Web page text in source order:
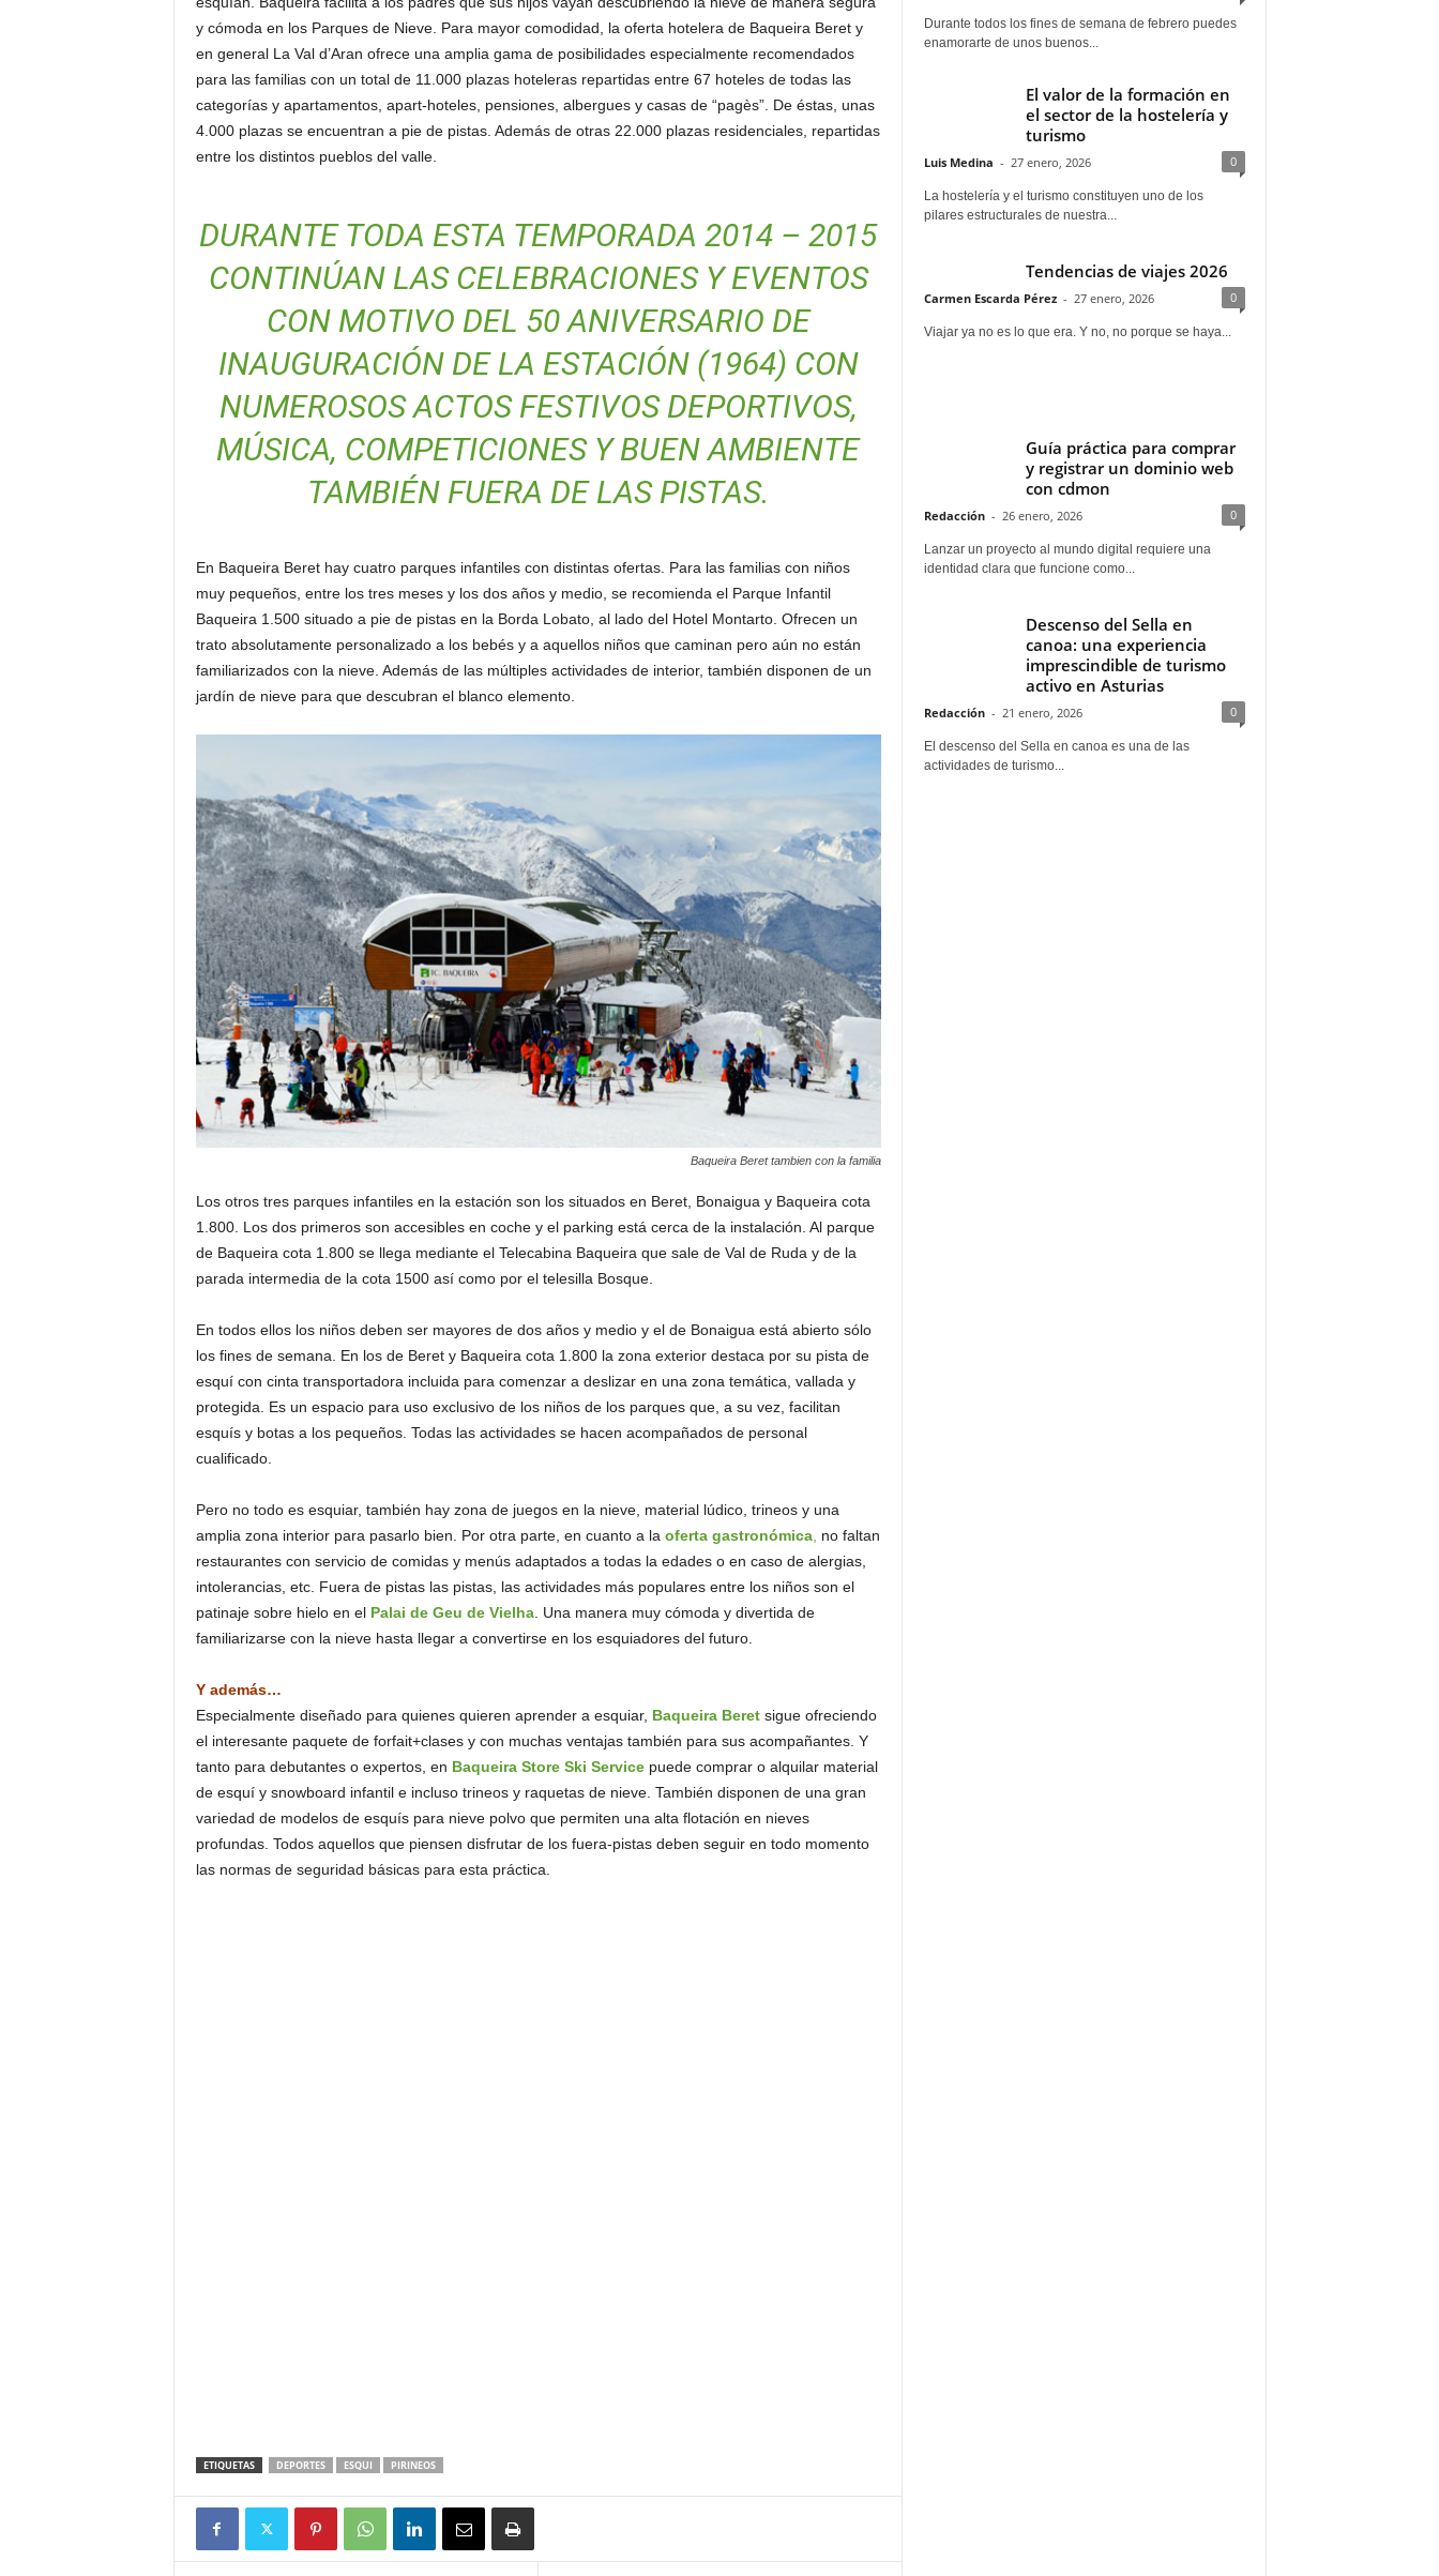
y cómoda en los Parques de Nieve. Para mayor comodidad, la oferta hotelera de Baqueira Beret y
en general La Val d’Aran ofrece una amplia gama de posibilidades especialmente recomendados
para las familias con un total de 11.000 plazas hoteleras repartidas entre 67 hoteles de todas las
categorías y apartamentos, apart-hoteles, pensiones, albergues y casas de “pagès”. De éstas, unas
4.000 plazas se encuentran a pie de pistas. Además de otras 22.000 plazas residenciales, repartidas
entre los distintos pueblos del valle.
DURANTE TODA ESTA TEMPORADA 2014 – 2015
CONTINÚAN LAS CELEBRACIONES Y EVENTOS
CON MOTIVO DEL 50 ANIVERSARIO DE
INAUGURACIÓN DE LA ESTACIÓN (1964) CON
NUMEROSOS ACTOS FESTIVOS DEPORTIVOS,
MÚSICA, COMPETICIONES Y BUEN AMBIENTE
TAMBIÉN FUERA DE LAS PISTAS.
En Baqueira Beret hay cuatro parques infantiles con distintas ofertas. Para las familias con niños
muy pequeños, entre los tres meses y los dos años y medio, se recomienda el Parque Infantil
Baqueira 1.500 situado a pie de pistas en la Borda Lobato, al lado del Hotel Montarto. Ofrecen un
trato absolutamente personalizado a los bebés y a aquellos niños que caminan pero aún no están
familiarizados con la nieve. Además de las múltiples actividades de interior, también disponen de un
jardín de nieve para que descubran el blanco elemento.
Baqueira Beret tambien con la familia
Los otros tres parques infantiles en la estación son los situados en Beret, Bonaigua y Baqueira cota
1.800. Los dos primeros son accesibles en coche y el parking está cerca de la instalación. Al parque
de Baqueira cota 1.800 se llega mediante el Telecabina Baqueira que sale de Val de Ruda y de la
parada intermedia de la cota 1500 así como por el telesilla Bosque.
En todos ellos los niños deben ser mayores de dos años y medio y el de Bonaigua está abierto sólo
los fines de semana. En los de Beret y Baqueira cota 1.800 la zona exterior destaca por su pista de
esquí con cinta transportadora incluida para comenzar a deslizar en una zona temática, vallada y
protegida. Es un espacio para uso exclusivo de los niños de los parques que, a su vez, facilitan
esquís y botas a los pequeños. Todas las actividades se hacen acompañados de personal
cualificado.
Pero no todo es esquiar, también hay zona de juegos en la nieve, material lúdico, trineos y una
amplia zona interior para pasarlo bien. Por otra parte, en cuanto a la oferta gastronómica, no faltan
restaurantes con servicio de comidas y menús adaptados a todas la edades o en caso de alergias,
intolerancias, etc. Fuera de pistas las pistas, las actividades más populares entre los niños son el
patinaje sobre hielo en el Palai de Geu de Vielha. Una manera muy cómoda y divertida de
familiarizarse con la nieve hasta llegar a convertirse en los esquiadores del futuro.
Y además…
Especialmente diseñado para quienes quieren aprender a esquiar, Baqueira Beretsigue ofreciendo
el interesante paquete de forfait+clases y con muchas ventajas también para sus acompañantes. Y
tanto para debutantes o expertos, en Baqueira Store Ski Service puede comprar o alquilar material
de esquí y snowboard infantil e incluso trineos y raquetas de nieve. También disponen de una gran
variedad de modelos de esquís para nieve polvo que permiten una alta flotación en nieves
profundas. Todos aquellos que piensen disfrutar de los fuera-pistas deben seguir en todo momento
las normas de seguridad básicas para esta práctica.
ETIQUETAS DEPORTES ESQUI PIRINEOS
Durante todos los fines de semana de febrero puedes
enamorarte de unos buenos...
El valor de la formación en
el sector de la hostelería y
turismo
Luis Medina - 27 enero, 2026 0
La hostelería y el turismo constituyen uno de los
pilares estructurales de nuestra...
Tendencias de viajes 2026
Carmen Escarda Pérez - 27 enero, 2026 0
Viajar ya no es lo que era. Y no, no porque se haya...
Guía práctica para comprar
y registrar un dominio web
con cdmon
Redacción - 26 enero, 2026 0
Lanzar un proyecto al mundo digital requiere una
identidad clara que funcione como...
Descenso del Sella en
canoa: una experiencia
imprescindible de turismo
activo en Asturias
Redacción - 21 enero, 2026 0
El descenso del Sella en canoa es una de las
actividades de turismo...